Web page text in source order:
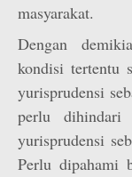
masyarakat.
Dengan
kondisi tertentu
yurisprudensi
perlu dihindari
yurisprudensi
Perlu dipahami